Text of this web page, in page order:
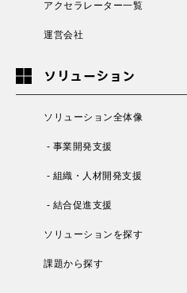
アクセラレーター一覧
運営会社
ソリューション
ソリューション全体像
- 事業開発支援
- 組織・人材開発支援
- 結合促進支援
ソリューションを探す
課題から探す